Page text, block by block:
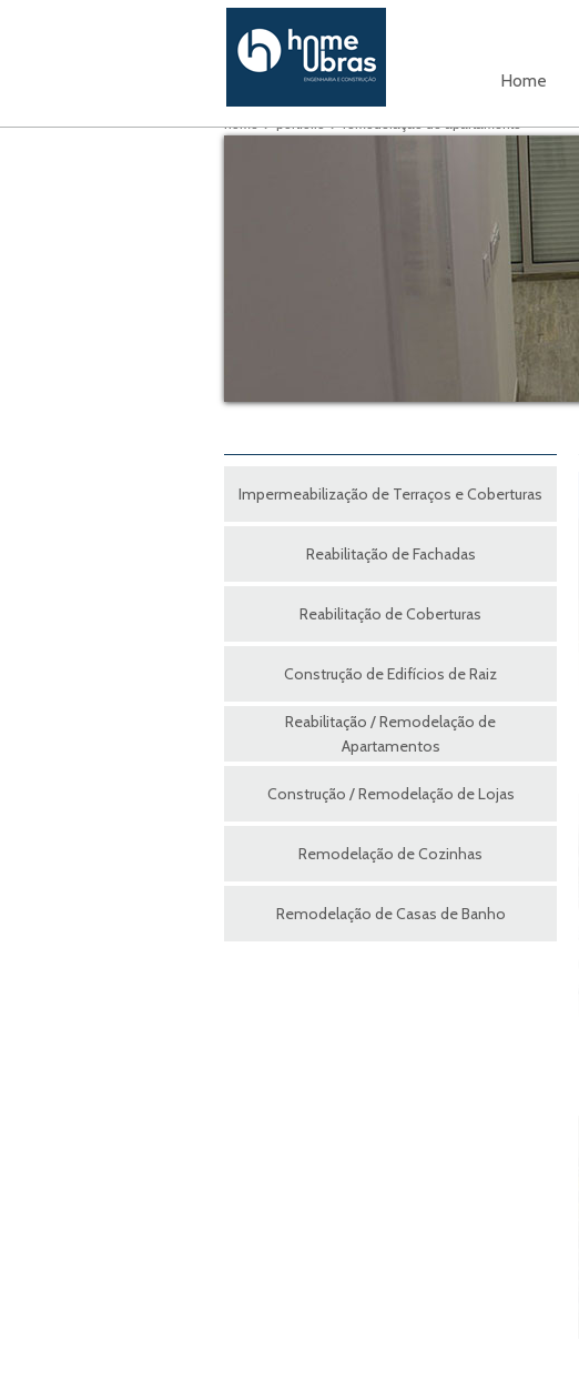
Home
home portfólio remodelação de apartamento
Impermeabilização de Terraços e Coberturas
Reabilitação de Fachadas
Reabilitação de Coberturas
Construção de Edifícios de Raiz
Reabilitação / Remodelação de
Apartamentos
Construção / Remodelação de Lojas
Remodelação de Cozinhas
Remodelação de Casas de Banho